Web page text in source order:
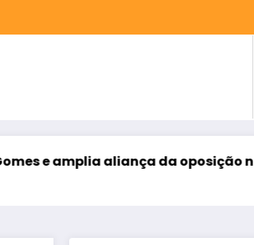
aliança da oposição no Ceará